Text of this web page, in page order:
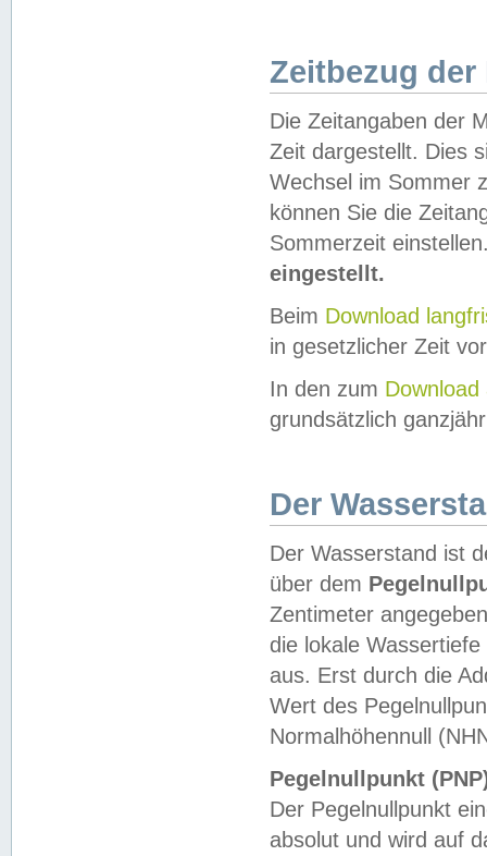
Zeitbezug der
Die Zeitangaben der
Zeit dargestellt. Dies
Wechsel im Sommer
können Sie die
Sommerzeit
eingestellt.
Beim Download
in gesetzlicher Zeit
In den zum Download
grundsätzlich
Der
Der Wasserstand ist
über dem
Zentimeter
die lokale
aus. Erst durch die
Wert des
Normalhöhennull
Pegelnullpunkt
Der Pegelnullpunkt
absolut und wird auf